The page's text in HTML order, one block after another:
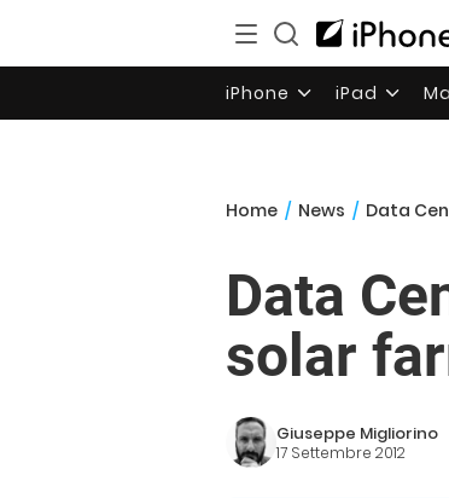
iPhone iPad
Home / News / Data
Data
solar
Giuseppe Migliorino
17 Settembre 2012